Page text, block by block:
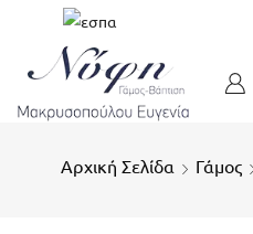
Αρχική Σελίδα Γάμος